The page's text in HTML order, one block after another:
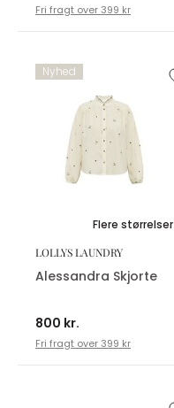
Fri fragt over 399 kr
Nyhed
Flere størrelser
LOLLYS LAUNDRY
Alessandra Skjorte
800 kr.
Fri fragt over 399 kr